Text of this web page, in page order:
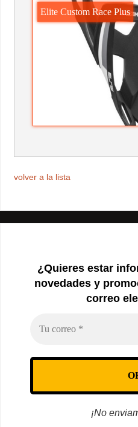
Elite Custom Race Plus
volver a la lista
¿Quieres estar
novedades y
correo
¡No